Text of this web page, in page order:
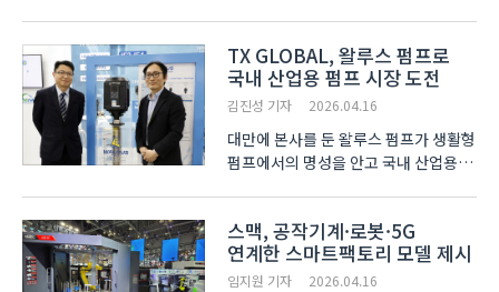
라인업을 선보였다. 이번 전시에서
회사가 주력으로 내세운 제품은 ‘JJ
CNC 연삭기’다. 장비에는 기..
TX GLOBAL, 왈루스 펌프로
국내 산업용 펌프 시장 도전
김진성 기자 2026.04.16
대만에 본사를 둔 왈루스 펌프가 생활형
펌프에서의 명성을 안고 국내 산업용
한국공작기계산업협회 주최로 일산
킨텍스에서 열리는 제21회
서울국제생산제조기술전(Se..
스맥, 공작기계·로봇·5G
연계한 스마트팩토리 모델 제시
임지원 기자 2026.04.16